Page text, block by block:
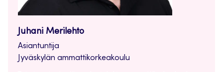
Juhani Merilehto
Asiantuntija
Jyväskylän ammattikorkeakoulu